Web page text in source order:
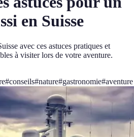
en Suisse
avec ces astuces pratiques et
à visiter lors de votre aventure.
#conseils#nature#gastronomie#aventure